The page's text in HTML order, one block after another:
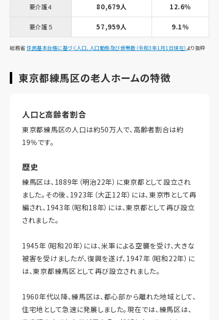
要介護４ 80,679人 12.6％
要介護５ 57,959人 9.1％
総務省住民基本台帳に基づく人口、人口動態及び世帯数（令和3年1月1日現在） より抜粋
東京都練馬区の老人ホームの特徴
人口と高齢者割合
東京都練馬区の人口は約50万人で、高齢者割合は約
19％です。
歴史
練馬区は、1889年（明治22年）に東京都として設立され
ました。その後、1923年（大正12年）には、東京市として再
編され、1943年（昭和18年）には、東京都として再び設立
されました。
1945年（昭和20年）には、米軍による空襲を受け、大きな
被害を受けましたが、復興を遂げ、1947年（昭和22年）に
は、東京都練馬区として再び設立されました。
1960年代以降、練馬区は、都心部から離れた地域として、
住宅地として急速に発展しました。現在では、練馬区は、